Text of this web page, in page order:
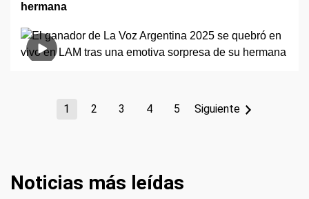
hermana
1 2 3 4 5 Siguiente
Noticias más leídas